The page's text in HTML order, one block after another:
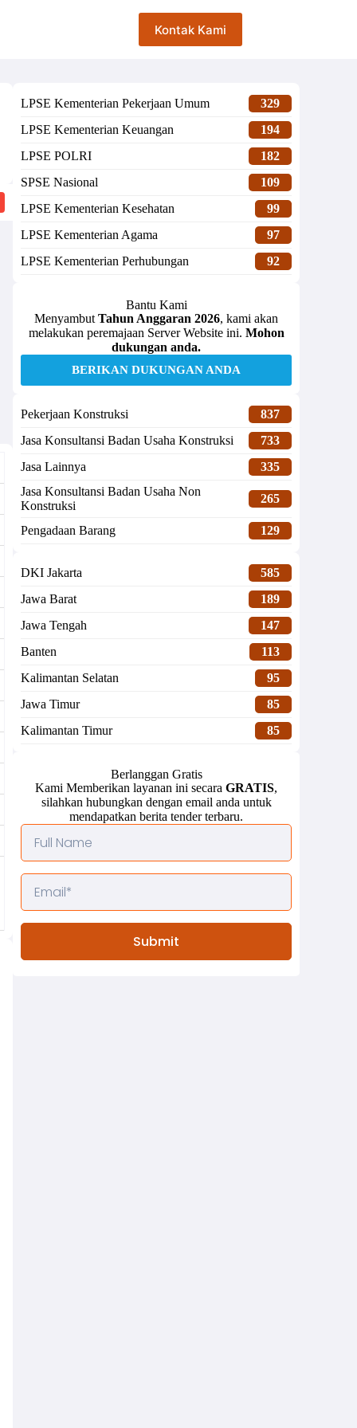
Kontak Kami
LPSE Kementerian Pekerjaan Umum
329
LPSE Kementerian Keuangan
194
LPSE POLRI
182
SPSE Nasional
109
LPSE Kementerian Kesehatan
99
LPSE Kementerian Agama
97
LPSE Kementerian Perhubungan
92
Bantu Kami
Menyambut Tahun Anggaran 2026, kami akan
melakukan peremajaan Server Website ini. Mohon
dukungan anda.
BERIKAN DUKUNGAN ANDA
Pekerjaan Konstruksi
837
Jasa Konsultansi Badan Usaha Konstruksi
733
Jasa Lainnya
335
Jasa Konsultansi Badan Usaha Non
Konstruksi
265
Pengadaan Barang 129
DKI Jakarta
585
Jawa Barat
189
Jawa Tengah
147
Banten
113
Kalimantan Selatan
95
Jawa Timur
85
Kalimantan Timur
85
Berlanggan Gratis
Kami Memberikan layanan ini secara GRATIS,
silahkan hubungkan dengan email anda untuk
mendapatkan berita tender terbaru.
Submit